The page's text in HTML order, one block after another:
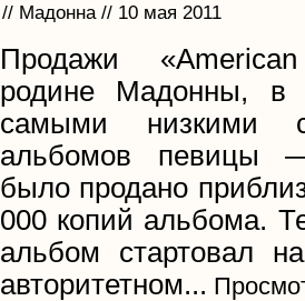
// Мадонна // 10 мая 2011
Продажи
родине Мадонны,
самыми низкими
альбомов певицы
было продано
000 копий альбома.
альбом стартовал
авторитетном...